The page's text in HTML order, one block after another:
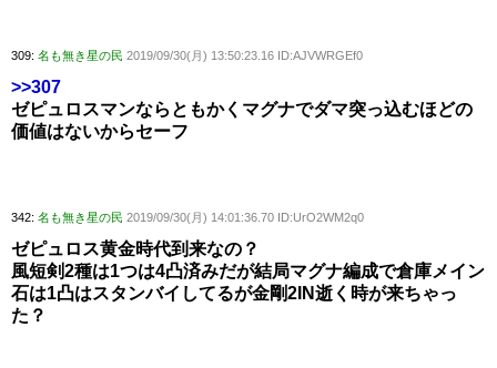
309: 名も無き星の民 2019/09/30(月) 13:50:23.16 ID:AJVWRGEf0
>>307
ゼピュロスマンならともかくマグナでダマ突っ込むほどの
価値はないからセーフ
342: 名も無き星の民 2019/09/30(月) 14:01:36.70 ID:UrO2WM2q0
ゼピュロス黄金時代到来なの？
風短剣2種は1つは4凸済みだが結局マグナ編成で倉庫メイン
石は1凸はスタンバイしてるが金剛2IN逝く時が来ちゃっ
た？